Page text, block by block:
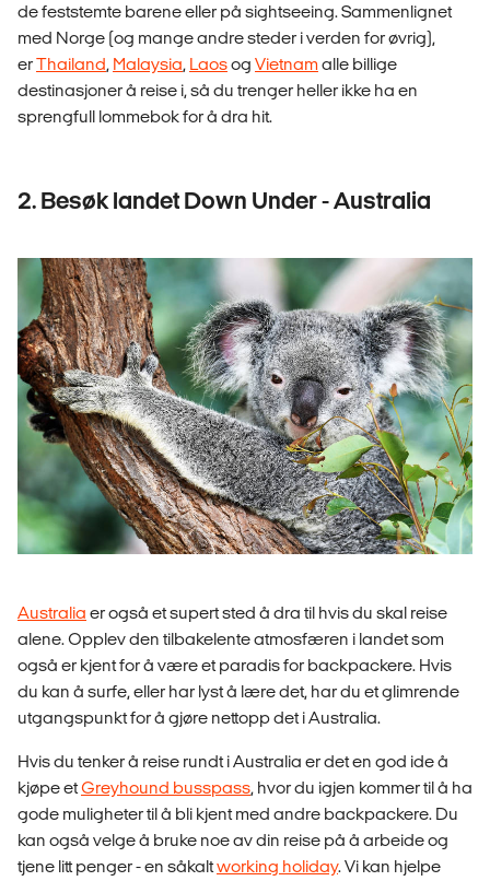
de feststemte barene eller på sightseeing. Sammenlignet
med Norge (og mange andre steder i verden for øvrig),
erThailand, Malaysia, Laosog Vietnam alle billige
destinasjoner å reise i, så du trenger heller ikke ha en
sprengfull lommebok for å dra hit.
2. Besøk landet Down Under - Australia
Australia er også et supert sted å dra til hvis du skal reise
alene. Opplev den tilbakelente atmosfæren i landet som
også er kjent for å være et paradis for backpackere. Hvis
du kan å surfe, eller har lyst å lære det, har du et glimrende
utgangspunkt for å gjøre nettopp det i Australia.
Hvis du tenker å reise rundt i Australia er det en god ide å
kjøpe etGreyhound busspass, hvor du igjen kommer til å ha
gode muligheter til å bli kjent med andre backpackere. Du
kan også velge å bruke noe av din reise på å arbeide og
tjene litt penger - en såkaltworking holiday. Vi kan hjelpe